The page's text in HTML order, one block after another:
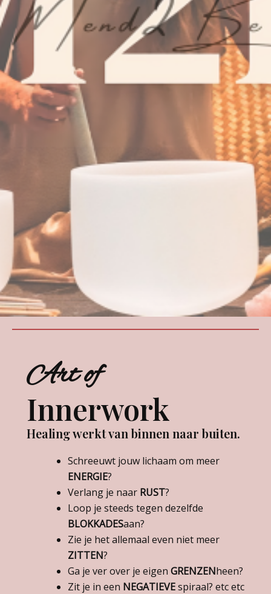
Art of
Innerwork
Healing werkt van binnen naar buiten.
Schreeuwt jouw lichaam om meer
ENERGIE?
Verlang je naar RUST?
Loop je steeds tegen dezelfde
BLOKKADESaan?
Zie je het allemaal even niet meer
ZITTEN?
Ga je ver over je eigen GRENZENheen?
Zit je in een NEGATIEVEspiraal? etc etc